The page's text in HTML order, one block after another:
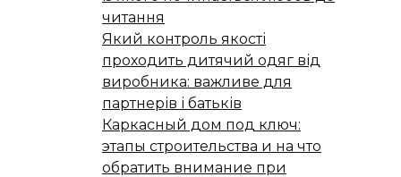
читання
Який контроль якості
проходить дитячий одяг від
виробника: важливе для
партнерів і батьків
Каркасный дом под ключ:
этапы строительства и на что
обратить внимание при